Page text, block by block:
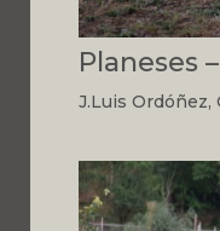
Planeses
J.Luis Ordóñez,